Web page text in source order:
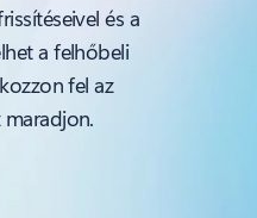
és a
a felhőbeli
fel az
maradjon.